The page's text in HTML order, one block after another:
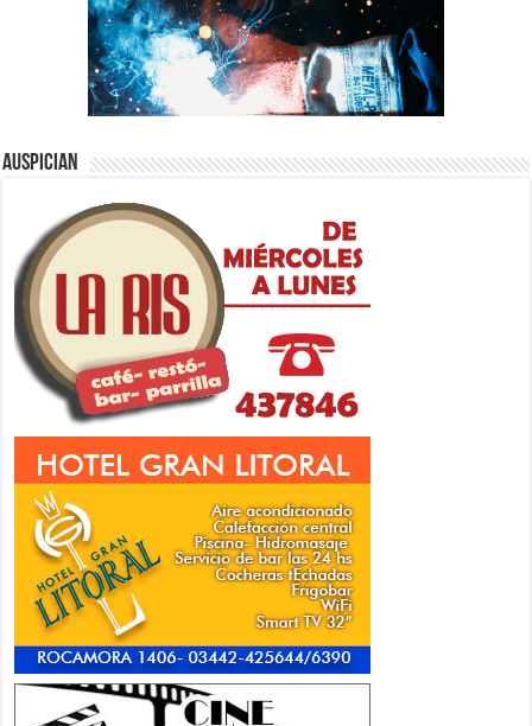
Auspician